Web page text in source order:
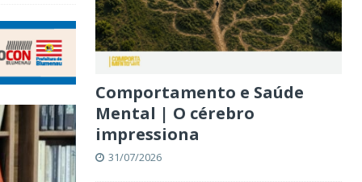
Comportamento e Saúde
Mental | O cérebro
impressiona
31/07/2026